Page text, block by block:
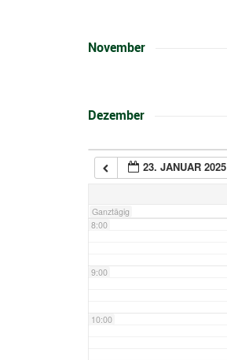
November
Dezember
23. JANUAR 2025
Ganztägig
7:00
8:00
9:00
10:00